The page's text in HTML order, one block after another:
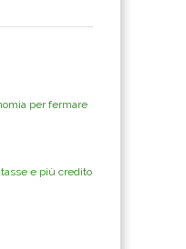
per fermare
e più credito